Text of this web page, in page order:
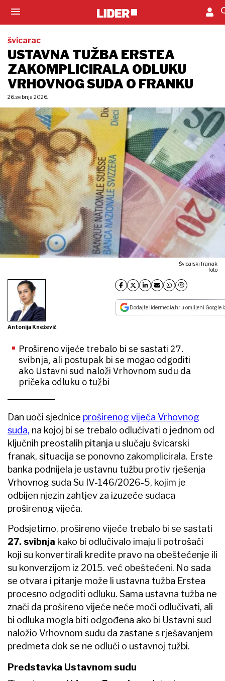
švicarac
USTAVNA TUŽBA ERSTEA
ZAKOMPLICIRALA ODLUKU
VRHOVNOG SUDA O FRANKU
26. svibnja 2026.
Švicarski franak
foto
Antonija Knežević
Dodajte lidermedia.hr u omiljeni Google
Prošireno vijeće trebalo bi se sastati 27.
svibnja, ali postupak bi se mogao odgoditi
ako Ustavni sud naloži Vrhovnom sudu da
pričeka odluku o tužbi
Dan uoči sjednice proširenog vijeća Vrhovnog
suda, na kojoj bi se trebalo odlučivati o jednom od
ključnih preostalih pitanja u slučaju švicarski
franak, situacija se ponovno zakomplicirala. Erste
banka podnijela je ustavnu tužbu protiv rješenja
Vrhovnog suda Su IV-146/2026-5, kojim je
odbijen njezin zahtjev za izuzeće sudaca
proširenog vijeća.
Podsjetimo, prošireno vijeće trebalo bi se sastati
27. svibnja kako bi odlučivalo imaju li potrošači
koji su konvertirali kredite pravo na obeštećenje ili
su konverzijom iz 2015. već obeštećeni. No sada
se otvara i pitanje može li ustavna tužba Erstea
procesno odgoditi odluku. Sama ustavna tužba ne
znači da prošireno vijeće neće moći odlučivati, ali
bi odluka mogla biti odgođena ako bi Ustavni sud
naložio Vrhovnom sudu da zastane s rješavanjem
predmeta dok se ne odluči o ustavnoj tužbi.
Predstavka Ustavnom sudu